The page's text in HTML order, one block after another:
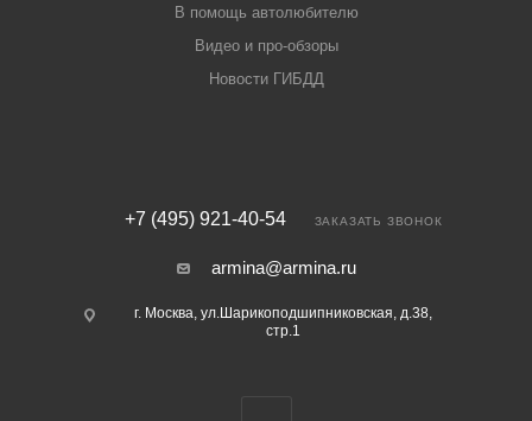
В помощь автолюбителю
Видео и про-обзоры
Новости ГИБДД
+7 (495) 921-40-54 ЗАКАЗАТЬ ЗВОНОК
armina@armina.ru
г. Москва, ул.Шарикоподшипниковская, д.38,
стр.1